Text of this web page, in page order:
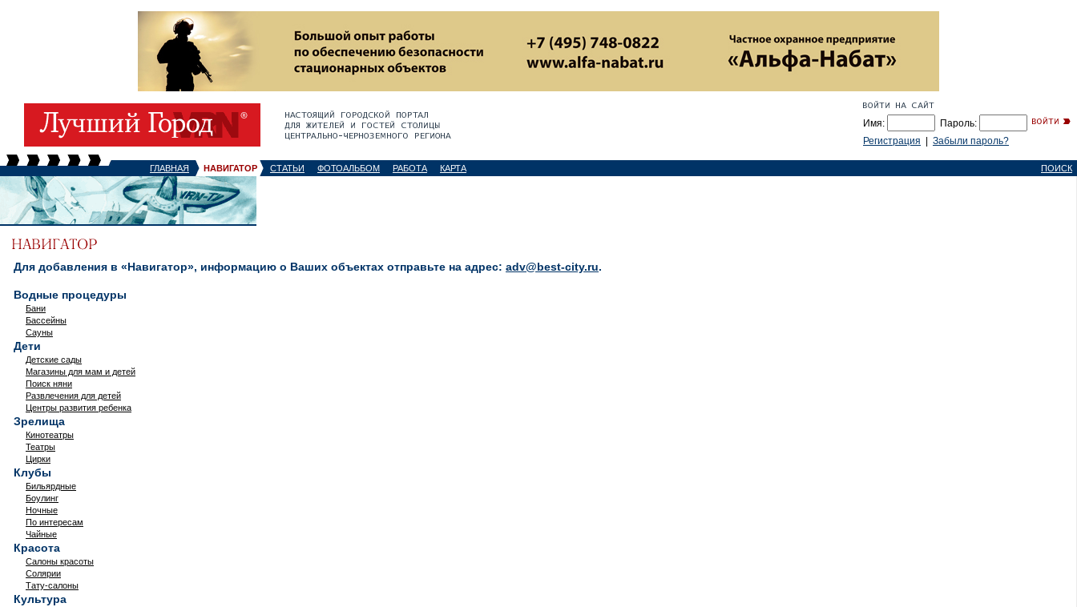
Имя:
Пароль:
Регистрация
Забыли пароль?
ГЛАВНАЯ НАВИГАТОР СТАТЬИ ФОТОАЛЬБОМ РАБОТА КАРТА ПОИСК
Для добавления в «Навигатор», информацию о Ваших объектах отправьте на адрес: adv@best-city.ru.
Водные процедуры
Бани
Бассейны
Сауны
Дети
Детские сады
Магазины для мам и детей
Поиск няни
Развлечения для детей
Центры развития ребенка
Зрелища
Кинотеатры
Театры
Цирки
Клубы
Бильярдные
Боулинг
Ночные
По интересам
Чайные
Красота
Салоны красоты
Солярии
Тату-салоны
Культура